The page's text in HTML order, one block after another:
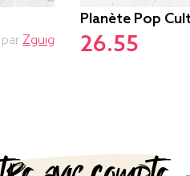
par Zguig
Planète Pop
26.55